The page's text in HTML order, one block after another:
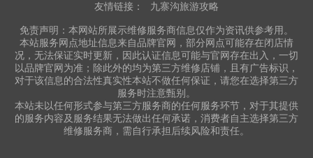
友情链接： 九寨沟旅游攻略
免责声明：本网站所展示维修服务商信息仅作为资讯供参考用。
本站服务网点地址信息来自品牌官网，部分网点可能存在闭店情
况，无法保证实时更新，因此认证信息可能与官网存在出入，一切
以品牌官网为准；除此外的均为第三方维修店铺，且有广告标识，
对于该信息的合法性真实性本站不做任何保证，请您在选择第三方
服务时注意甄别。
本站未以任何形式参与第三方服务商的任何服务环节，对于其提供
的服务内容及服务结果无法做出任何承诺，消费者自主选择第三方
维修服务商，需自行承担后续风险和责任。